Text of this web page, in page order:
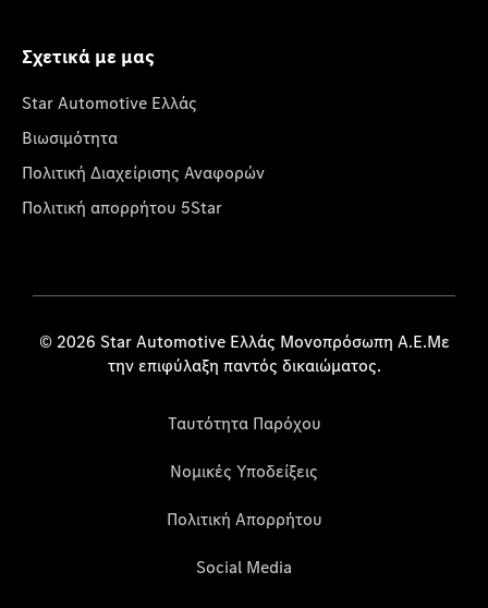
Σχετικά με μας
Star Automotive Ελλάς
Βιωσιμότητα
Πολιτική Διαχείρισης Αναφορών
Πολιτική απορρήτου 5Star
© 2026 Star Automotive Ελλάς Μονοπρόσωπη Α.Ε.Με
την επιφύλαξη παντός δικαιώματος.
Ταυτότητα Παρόχου
Νομικές Υποδείξεις
Πολιτική Απορρήτου
Social Media